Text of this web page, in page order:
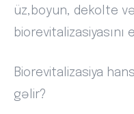
üz,boyun, dekolte
biorevitalizasiyasını
Biorevitalizasiya
gəlir?